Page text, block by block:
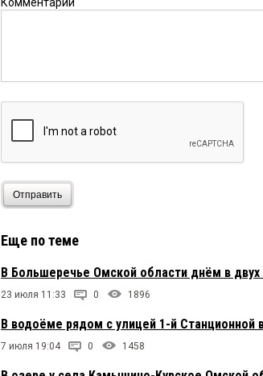
Отправить
Еще по теме
В Большеречье Омской области днём в
23 июля 11:33 0 1896
В водоёме рядом с улицей 1-й Станционной
7 июля 19:04 0 1458